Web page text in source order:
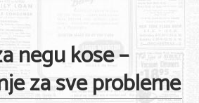
negu kose –
za sve probleme